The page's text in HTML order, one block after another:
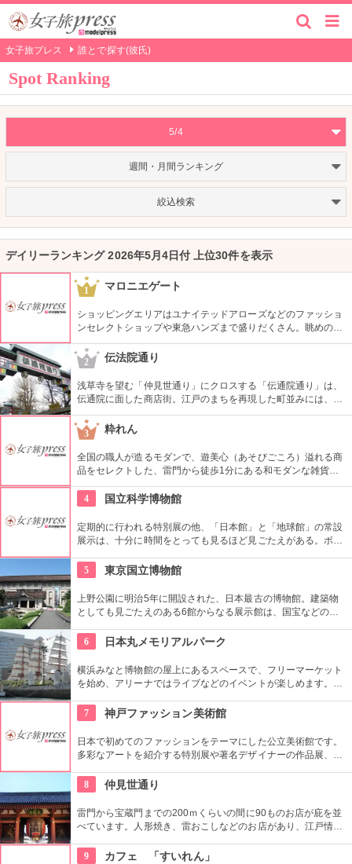
女子旅プレス 誰とで探す(彼氏)
Spot Ranking
5/4
週間・月間ランキング
絞込検索
デイリーランキング 2026年5月4日付 上位30件を表示
1 マロニエゲート
ショッピングエリアはユナイテッドアローズなどのファッショ
ンセレクトショップや東急ハンズまで盛りだくさん。眺めの良
い上層階のレストランはメゾン・ポール・ボキューズやジム・
トンプソンなど、世界のグルメがカジュアルなスタイルで楽し
めます。
2 伝法院通り
浅草寺を望む「仲見世通り」にクロスする「伝通院通り」は、
伝通院に面した商店街。江戸のまちを再現した町並みには、屋
根の上の鼠小僧や火の見櫓、軒瓦、などたくさんの見どころが
あります。多彩なお店が並んでいて、買い物や食事も楽しめま
す。
3 粋れん
全国の職人が造るモダンで、遊美心（あそびごころ）溢れる商
品をセレクトした、雷門から徒歩1分にある和モダンな雑貨
屋。都内でも、このお店しか置いていない商品が半数以上を占
めるので、粋な雑貨を探すのが楽しくなりそう。
4 国立科学博物館
定期的に行われる特別展の他、「日本館」と「地球館」の常設
展示は、十分に時間をとっても見るほど見ごたえがある。ボラ
とまちがいなし。
5 東京国立博物館
上野公園に明治5年に開設された、日本最古の博物館。建築物
としても見ごたえのある6館からなる展示館は、国宝などの歴
す。オリジナルグッズを販売するミュージアムショップや食事
もできるカフェなども併設されています。
6 日本丸メモリアルパーク
横浜みなと博物館の屋上にあるスペースで、フリーマーケット
を始め、アリーナではライブなどのイベントが楽しめます。も
財に指定されています。
7 神戸ファッション美術館
日本で初めてのファッションをテーマにした公立美術館です。
多彩なアートを紹介する特別展や著名デザイナーの作品展、ラ
な方、ファッション業界の方、ファッションを学ぶ方、必見で
す。
8 仲見世通り
雷門から宝蔵門までの200ｍくらいの間に90ものお店が庇を並
べています。人形焼き、雷おこしなどのお店があり、江戸情緒
9
カフェ 「すいれん」